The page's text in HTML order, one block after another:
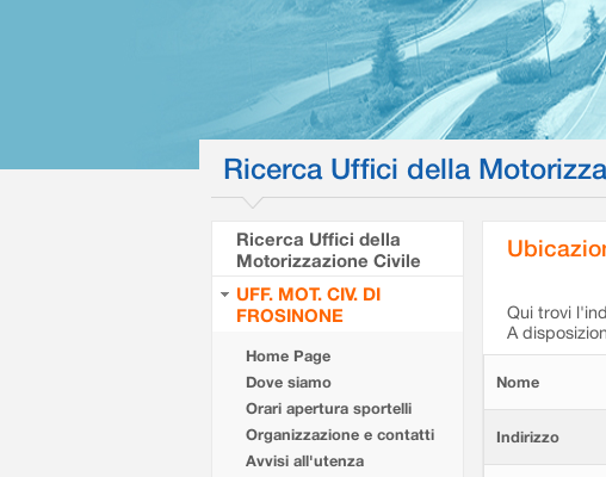
Ricerca Uffici della
Ricerca Uffici della
Motorizzazione Civile
UFF. MOT. CIV. DI
FROSINONE
Home Page
Dove siamo
Orari apertura sportelli
Organizzazione e contatti
Avvisi all'utenza
Qui trovi
A
Nome
Indirizzo